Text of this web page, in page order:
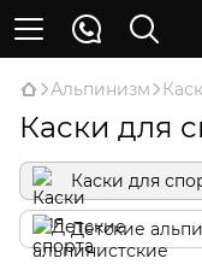
Альпинизм
Каски для
Каски для
Детские